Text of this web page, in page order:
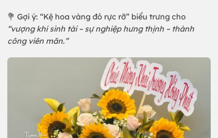
💐 Gợi ý: “Kệ hoa vàng đỏ rực rỡ” biểu trưng cho
“vượng khí sinh tài – sự nghiệp hưng thịnh – thành
công viên mãn.”